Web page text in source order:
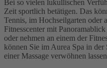
Bei so vielen lukullischen
Zeit sportlich betätigen. Das
Tennis, im Hochseilgarten oder
Fitnesscenter mit
oder nehmen an einem der
können Sie im Aurea Spa in der
einer Massage verwöhnen